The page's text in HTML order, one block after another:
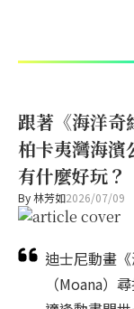
跟著《海洋奇
柏卡夷灣海濱
有什麼好玩？
By林芳如2026/07/09
迪士尼動畫
（Moana）